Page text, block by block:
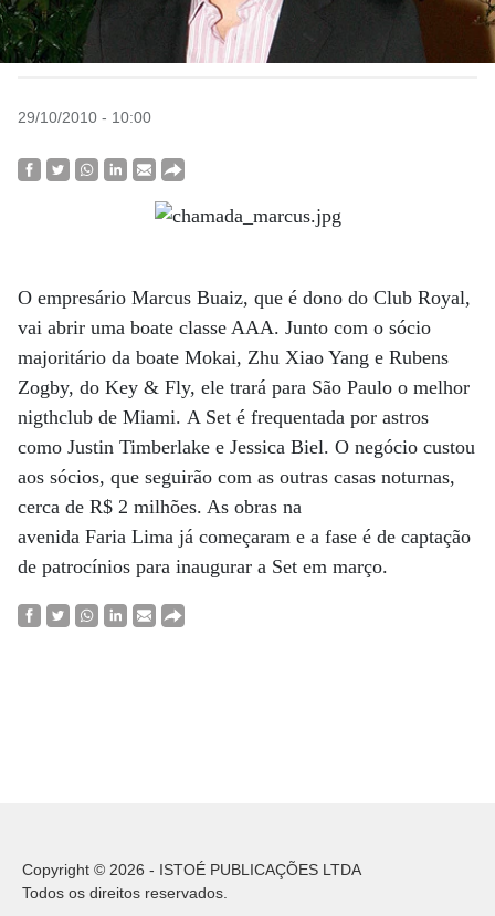
29/10/2010 - 10:00
O empresário Marcus Buaiz, que é dono do Club Royal,
vai abrir uma boate classe AAA. Junto com o sócio
majoritário da boate Mokai, Zhu Xiao Yang e Rubens
Zogby, do Key & Fly, ele trará para São Paulo o melhor
nigthclub de Miami. A Set é frequentada por astros
como Justin Timberlake e Jessica Biel. O negócio custou
aos sócios, que seguirão com as outras casas noturnas,
cerca de R$ 2 milhões. As obras na
avenida Faria Lima já começaram e a fase é de captação
de patrocínios para inaugurar a Set em março.
Copyright © 2026 - ISTOÉ PUBLICAÇÕES LTDA
Todos os direitos reservados.